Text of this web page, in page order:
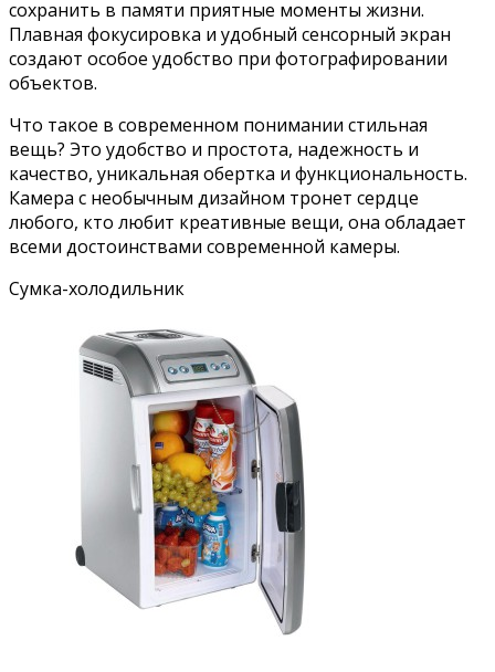
сохранить в памяти приятные моменты жизни.
Плавная фокусировка и удобный сенсорный экран
создают особое удобство при фотографировании
объектов.
Что такое в современном понимании стильная
вещь? Это удобство и простота, надежность и
качество, уникальная обертка и функциональность.
Камера с необычным дизайном тронет сердце
любого, кто любит креативные вещи, она обладает
всеми достоинствами современной камеры.
Сумка-холодильник